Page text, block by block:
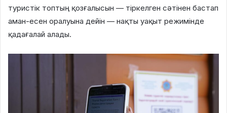
туристік топтың қозғалысын — тіркелген сәтінен бастап
аман-есен оралуына дейін — нақты уақыт режимінде
қадағалай алады.